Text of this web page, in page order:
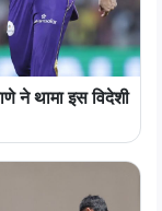
ने थामा इस विदेशी